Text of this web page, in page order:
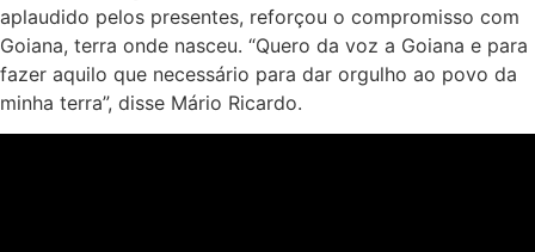
aplaudido pelos presentes, reforçou o compromisso com
Goiana, terra onde nasceu. “Quero da voz a Goiana e para
fazer aquilo que necessário para dar orgulho ao povo da
minha terra”, disse Mário Ricardo.